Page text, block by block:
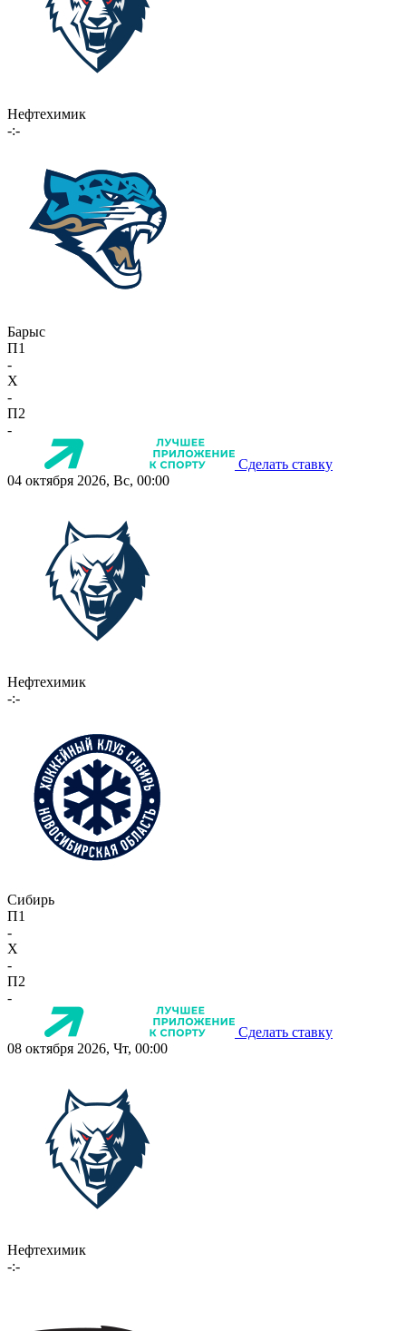
Нефтехимик
-:-
Барыс
П1
-
X
-
П2
-
Сделать ставку
04 октября 2026, Вс, 00:00
Нефтехимик
-:-
Сибирь
П1
-
X
-
П2
-
Сделать ставку
08 октября 2026, Чт, 00:00
Нефтехимик
-:-